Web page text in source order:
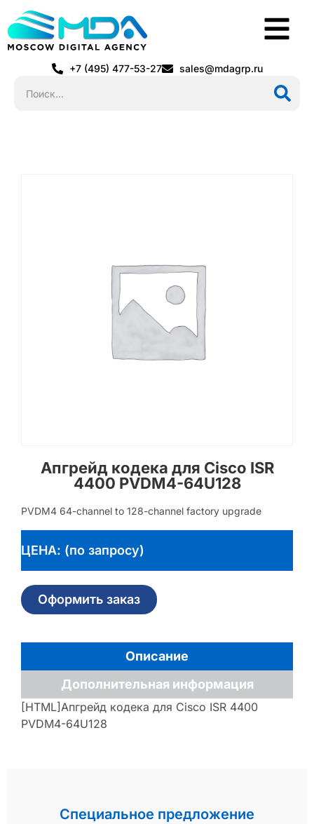
+7 (495) 477-53-27 sales@mdagrp.ru
Апгрейд кодека для Cisco ISR
4400 PVDM4-64U128
PVDM4 64-channel to 128-channel factory upgrade
ЦЕНА: (по запросу)
Оформить заказ
Описание
Дополнительная информация
[HTML]Апгрейд кодека для Cisco ISR 4400
PVDM4-64U128
Специальное предложение